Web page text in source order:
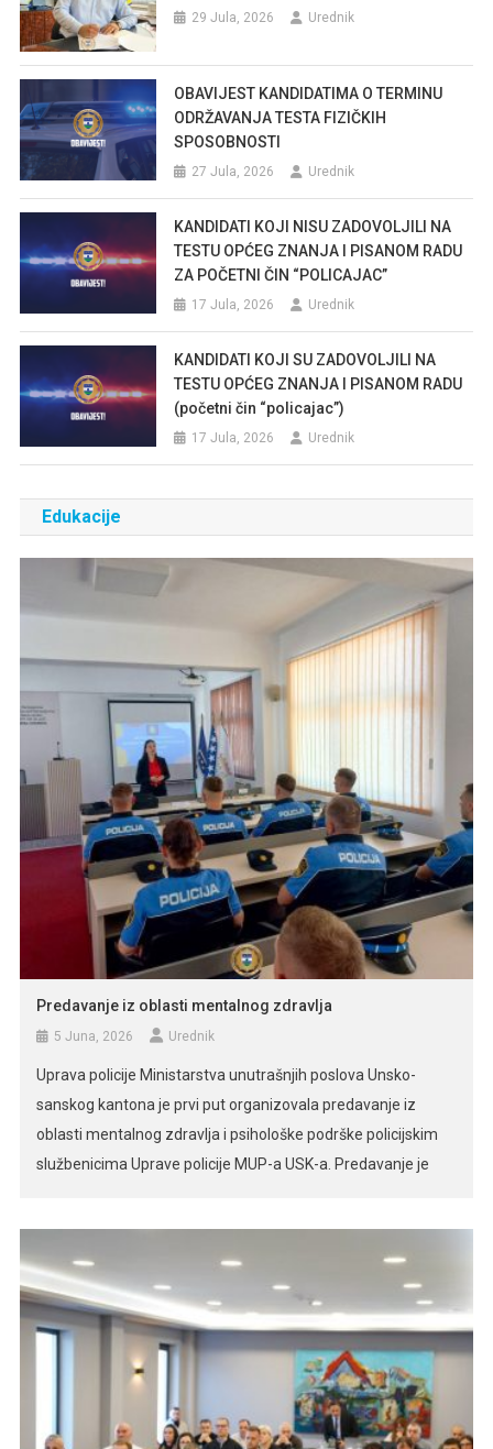
29 Jula, 2026 Urednik
OBAVIJEST KANDIDATIMA O TERMINU
ODRŽAVANJA TESTA FIZIČKIH
SPOSOBNOSTI
27 Jula, 2026 Urednik
KANDIDATI KOJI NISU ZADOVOLJILI NA
TESTU OPĆEG ZNANJA I PISANOM RADU
ZA POČETNI ČIN “POLICAJAC”
17 Jula, 2026 Urednik
KANDIDATI KOJI SU ZADOVOLJILI NA
TESTU OPĆEG ZNANJA I PISANOM RADU
(početni čin “policajac”)
17 Jula, 2026 Urednik
Edukacije
Predavanje iz oblasti mentalnog zdravlja
5 Juna, 2026 Urednik
Uprava policije Ministarstva unutrašnjih poslova Unsko-
sanskog kantona je prvi put organizovala predavanje iz
oblasti mentalnog zdravlja i psihološke podrške policijskim
službenicima Uprave policije MUP-a USK-a. Predavanje je
Rekić, magistra psihologije, koja je tom prilikom posebno
naglasila važnost podizanja svijesti o očuvanju mentalnog
[…]